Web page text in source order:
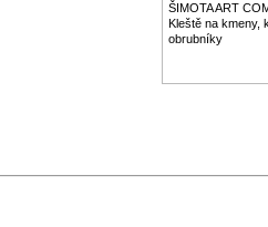
ŠIMOTA ART
Kleště na kmeny,
obrubníky